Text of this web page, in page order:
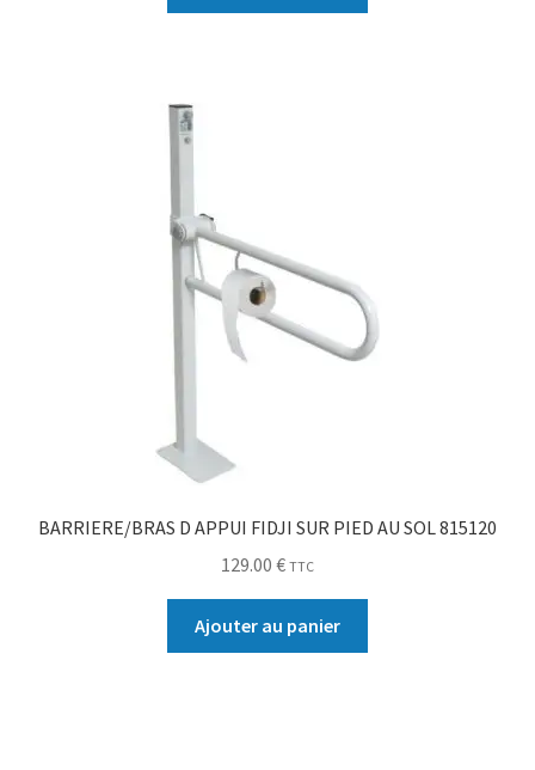
BARRIERE/BRAS D APPUI FIDJI SUR PIED AU SOL 815120
129.00 € TTC
Ajouter au panier